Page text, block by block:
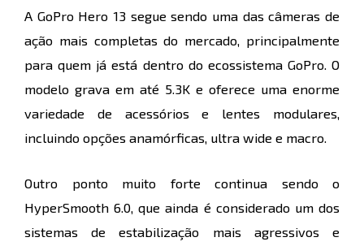
A GoPro Hero 13 segue sendo uma das câmeras de
ação mais completas do mercado, principalmente
para quem já está dentro do ecossistema GoPro. O
modelo grava em até 5.3K e oferece uma enorme
variedade de acessórios e lentes modulares,
incluindo opções anamórficas, ultra wide e macro.
Outro ponto muito forte continua sendo o
HyperSmooth 6.0, que ainda é considerado um dos
sistemas de estabilização mais agressivos e